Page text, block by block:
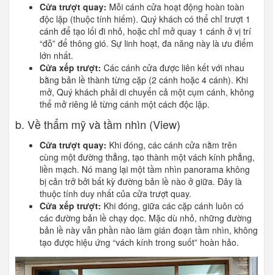
Cửa trượt quay: Mỗi cánh cửa hoạt động hoàn toàn
độc lập (thuộc tính hiếm). Quý khách có thể chỉ trượt 1
cánh để tạo lối đi nhỏ, hoặc chỉ mở quay 1 cánh ở vị trí
“đỗ” để thông gió. Sự linh hoạt, đa năng này là ưu điểm
lớn nhất.
Cửa xếp trượt: Các cánh cửa được liên kết với nhau
bằng bản lề thành từng cặp (2 cánh hoặc 4 cánh). Khi
mở, Quý khách phải di chuyển cả một cụm cánh, không
thể mở riêng lẻ từng cánh một cách độc lập.
b. Về thẩm mỹ và tầm nhìn (View)
Cửa trượt quay: Khi đóng, các cánh cửa nằm trên
cùng một đường thẳng, tạo thành một vách kính phẳng,
liền mạch. Nó mang lại một tầm nhìn panorama không
bị cản trở bởi bất kỳ đường bản lề nào ở giữa. Đây là
thuộc tính duy nhất của cửa trượt quay.
Cửa xếp trượt: Khi đóng, giữa các cặp cánh luôn có
các đường bản lề chạy dọc. Mặc dù nhỏ, những đường
bản lề này vẫn phần nào làm gián đoạn tầm nhìn, không
tạo được hiệu ứng “vách kính trong suốt” hoàn hảo.